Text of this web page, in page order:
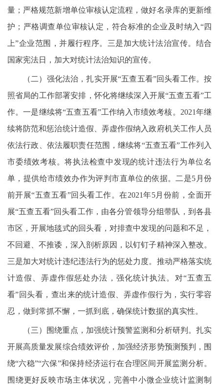
量；严格规范新增单位审核认定流程，做好名录库的更新维
护；严格调查单位审核认定，符合标准的企业及时纳入“四
上”企业范围，并履行程序。三是加大统计法治宣传。结合
国家宪法日，加大对统计法治知识的宣传。
（二）强化法治，扎实开展“五查五看”回头看工作。按
照省局的工作部署安排，怀化将继续深入开展“五查五看”工
作。一是继续将“五查五看”工作纳入市绩效考核。2021年继
续将防范和惩治统计造假、弄虚作假纳入政府机关工作人员
依法行政、依法履职责任范围，继续将“五查五看”工作列入
市委绩效考核。将执法检查中发现的统计违法行为单位名
单，提供给市绩效办作为评判市直单位的依据。二是5月份
前开展“五查五看”回头看工作。在2021年5月份前，全面开
展“五查五看”回头看工作，由各分管领导分组带队，到各县
市区，开展地毯式的回头看，对排查中发现的问题和不足，
不回避、不推诿，深入剖析原因，以钉钉子精神深入整改。
三是加大对统计违纪违法行为的惩处力度。推动严格落实统
计造假、弄虚作假惩处办法，强化统计执法。对“五查五
看”回头看，查出来的统计造假、弄虚作假行为，实行零容
忍，做到常抓不懈，一抓到底，确保统计数据的真实性。
（三）围绕重点，加强统计预警监测和分析研判。扎实
开展高质量发展综合绩效评价，加强经济形势预测预判，围
绕“六稳”“六保”和保持经济运行在合理区间开展监测分析。
围绕更好反映市场主体状况，完善中小微企业统计监测制